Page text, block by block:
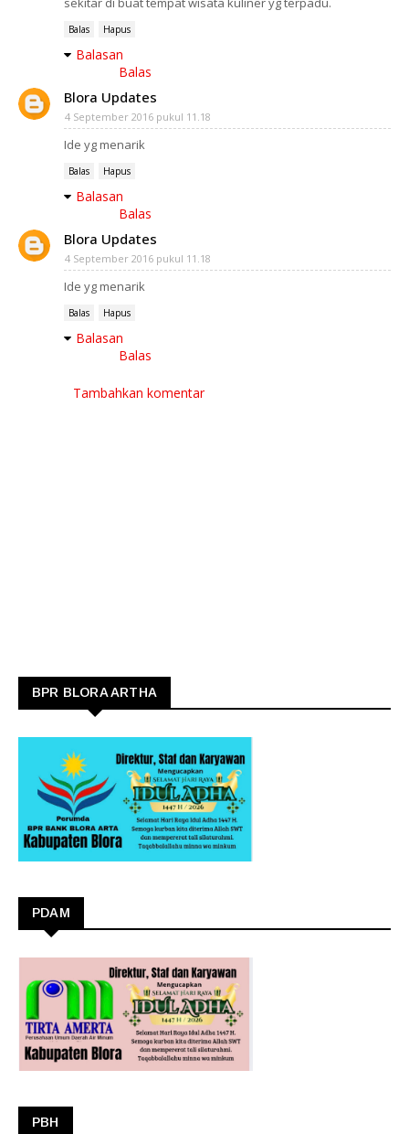
Balas Hapus
Balasan
Balas
Blora Updates
4 September 2016 pukul 11.18
Ide yg menarik
Balas Hapus
Balasan
Balas
Blora Updates
4 September 2016 pukul 11.18
Ide yg menarik
Balas Hapus
Balasan
Balas
Tambahkan komentar
BPR BLORA ARTHA
PDAM
PBH